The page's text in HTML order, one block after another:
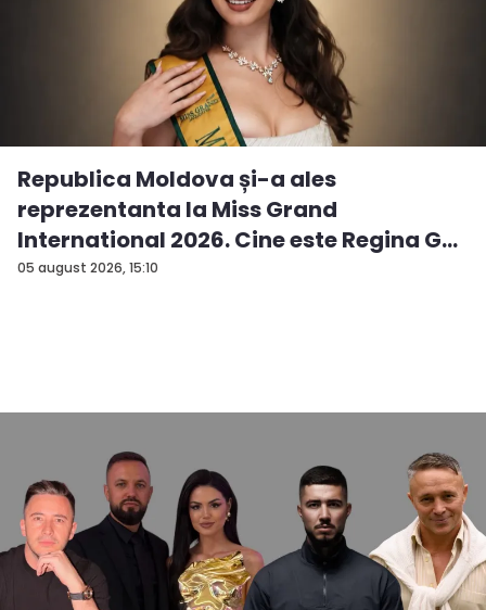
05 august 2026, 15:10
Republica Moldova și-a ales
reprezentanta la Miss Grand
International 2026. Cine este Regina G...